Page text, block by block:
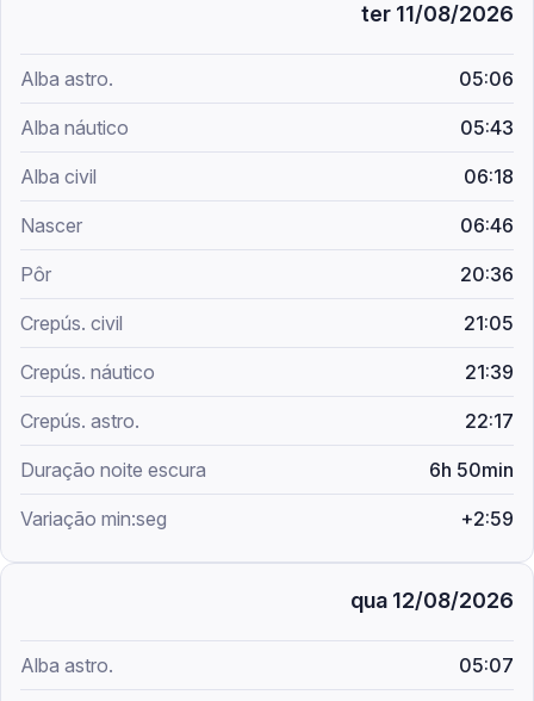
ter 11/08/2026
05:06
05:43
06:18
06:46
20:36
21:05
21:39
22:17
6h 50min
+2:59
qua 12/08/2026
05:07